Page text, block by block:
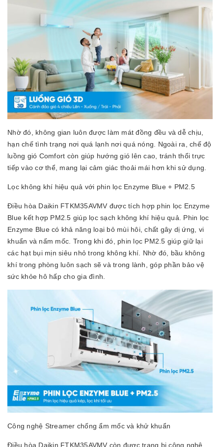
Nhờ đó, không gian luôn được làm mát đồng đều và dễ chịu,
hạn chế tình trạng nơi quá lạnh nơi quá nóng. Ngoài ra, chế độ
luồng gió Comfort còn giúp hướng gió lên cao, tránh thổi trực
tiếp vào cơ thể, mang lại cảm giác thoải mái hơn khi sử dụng.
Lọc không khí hiệu quả với phin lọc Enzyme Blue + PM2.5
Điều hòa Daikin FTKM35AVMV được tích hợp phin lọc Enzyme
Blue kết hợp PM2.5 giúp lọc sạch không khí hiệu quả. Phin lọc
Enzyme Blue có khả năng loại bỏ mùi hôi, chất gây dị ứng, vi
khuẩn và nấm mốc. Trong khi đó, phin lọc PM2.5 giúp giữ lại
các hạt bụi mịn siêu nhỏ trong không khí. Nhờ đó, bầu không
khí trong phòng luôn sạch sẽ và trong lành, góp phần bảo vệ
sức khỏe hô hấp cho gia đình.
Công nghệ Streamer chống ẩm mốc và khử khuẩn
Điều hòa Daikin FTKM35AVMV còn được trang bị công nghệ